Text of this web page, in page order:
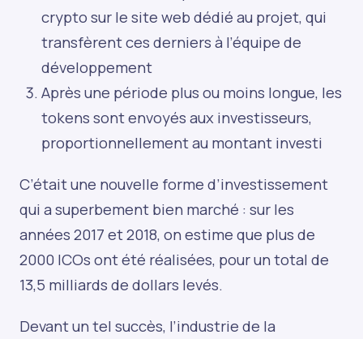
crypto sur le site web dédié au projet, qui
transfèrent ces derniers à l’équipe de
développement
Après une période plus ou moins longue, les
tokens sont envoyés aux investisseurs,
proportionnellement au montant investi
C’était une nouvelle forme d’investissement
qui a superbement bien marché : sur les
années 2017 et 2018, on estime que plus de
2000 ICOs ont été réalisées, pour un total de
13,5 milliards de dollars levés.
Devant un tel succès, l’industrie de la